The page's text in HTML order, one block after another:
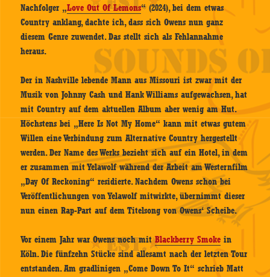
Nachfolger „Love Out Of Lemons“ (2024), bei dem etwas
Country anklang, dachte ich, dass sich Owens nun ganz
diesem Genre zuwendet. Das stellt sich als Fehlannahme
heraus.
Der in Nashville lebende Mann aus Missouri ist zwar mit der
Musik von Johnny Cash und Hank Williams aufgewachsen, hat
mit Country auf dem aktuellen Album aber wenig am Hut.
Höchstens bei „Here Is Not My Home“ kann mit etwas gutem
Willen eine Verbindung zum Alternative Country hergestellt
werden. Der Name des Werks bezieht sich auf ein Hotel, in dem
er zusammen mit Yelawolf während der Arbeit am Westernfilm
„Day Of Reckoning“ residierte. Nachdem Owens schon bei
Veröffentlichungen von Yelawolf mitwirkte, übernimmt dieser
nun einen Rap-Part auf dem Titelsong von Owens‘ Scheibe.
Vor einem Jahr war Owens noch mitBlackberry Smoke in
Köln. Die fünfzehn Stücke sind allesamt nach der letzten Tour
entstanden. Am gradlinigen „Come Down To It“ schrieb Matt